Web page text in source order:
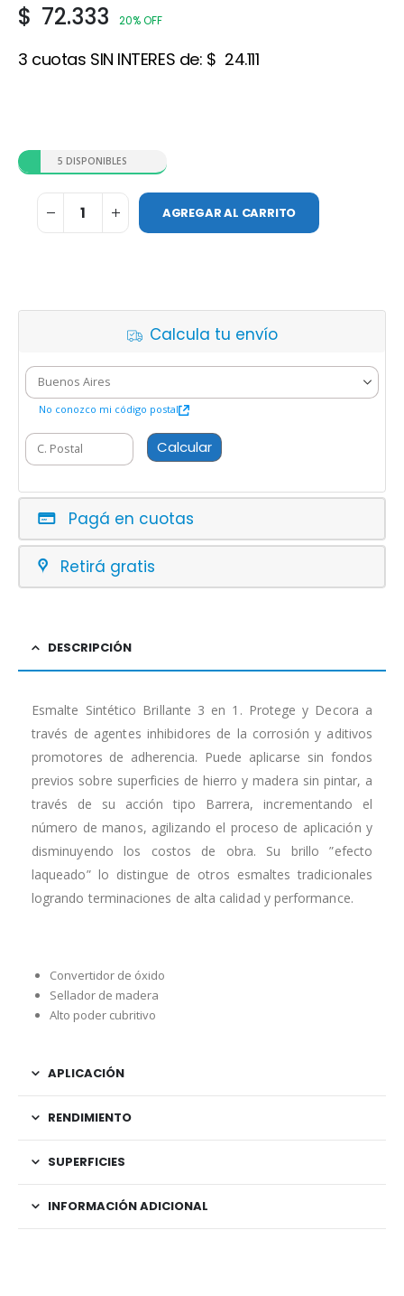
$ 72.333 20% OFF
3 cuotas SIN INTERES de: $ 24.111
5 DISPONIBLES
AGREGAR AL CARRITO
Calcula tu envío
No conozco mi código postal
Calcular
Pagá en cuotas
Retirá gratis
DESCRIPCIÓN
Esmalte Sintético Brillante 3 en 1. Protege y Decora a
través de agentes inhibidores de la corrosión y aditivos
promotores de adherencia. Puede aplicarse sin fondos
previos sobre superficies de hierro y madera sin pintar, a
través de su acción tipo Barrera, incrementando el
número de manos, agilizando el proceso de aplicación y
disminuyendo los costos de obra. Su brillo ”efecto
laqueado” lo distingue de otros esmaltes tradicionales
logrando terminaciones de alta calidad y performance.
Convertidor de óxido
Sellador de madera
Alto poder cubritivo
APLICACIÓN
RENDIMIENTO
SUPERFICIES
INFORMACIÓN ADICIONAL